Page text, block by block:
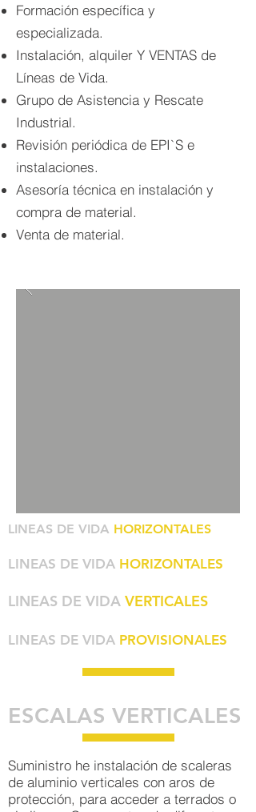
Formación específica y
especializada.
Instalación, alquiler Y VENTAS de
Líneas de Vida.
Grupo de Asistencia y Rescate
Industrial.
Revisión periódica de EPI`S e
instalaciones.
Asesoría técnica en instalación y
compra de material.
Venta de material.
LINEAS DE VIDA HORIZONTALES
LINEAS DE VIDA HORIZONTALES
LINEAS DE VIDA VERTICALES
LINEAS DE VIDA PROVISIONALES
ESCALAS VERTICALES
Suministro he instalación de scaleras
de aluminio verticales con aros de
protección, para acceder a terrados o